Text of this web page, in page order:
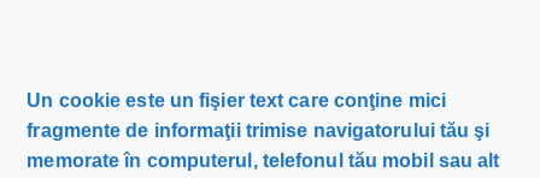
Un cookie este un fişier text care conţine mici
fragmente de informaţii trimise navigatorului tău şi
memorate în computerul, telefonul tău mobil sau alt